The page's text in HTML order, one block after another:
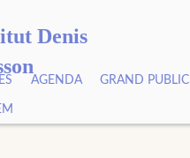
Denis
AGENDA GRAND PUBLIC